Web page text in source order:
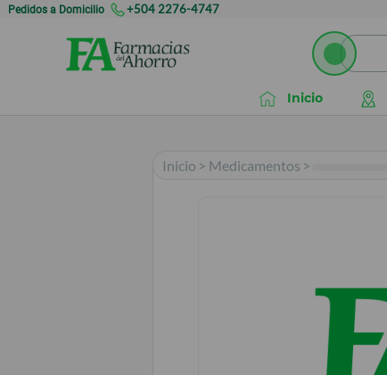
Pedidos a Domicilio +504 2276-4747
Inicio
Inicio > Medicamentos >